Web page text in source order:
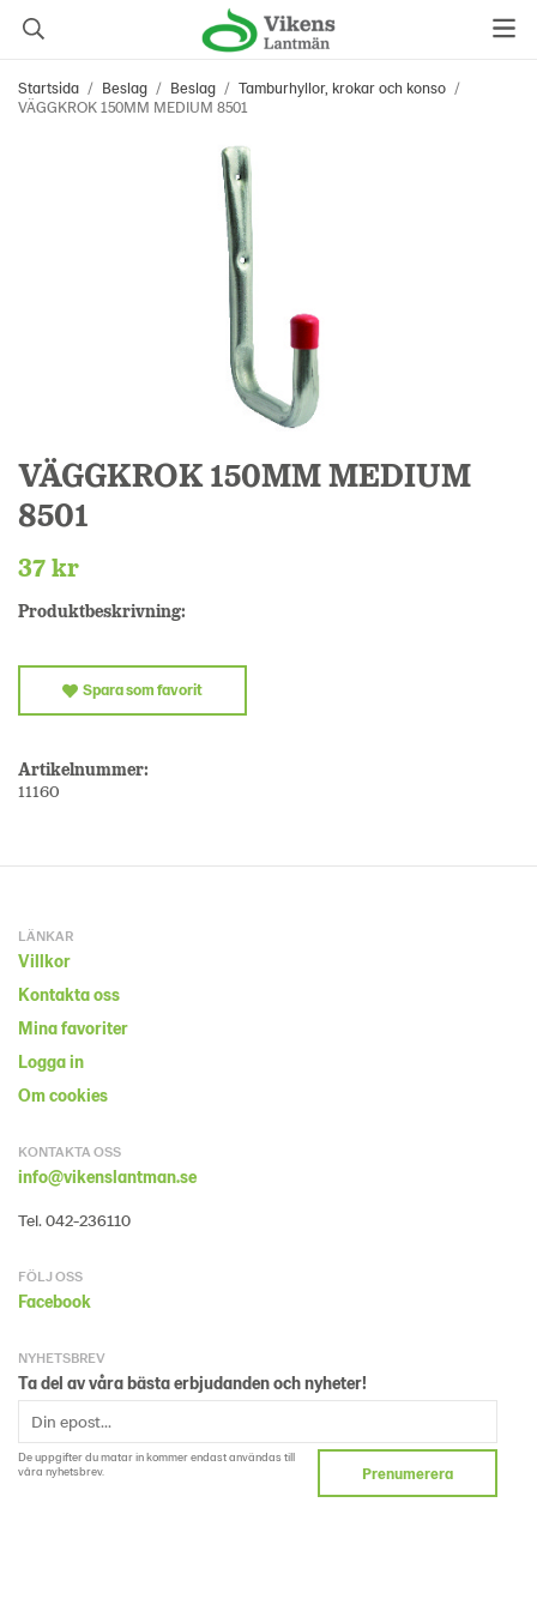
Startsida / Beslag / Beslag / Tamburhyllor, krokar och konso /
VÄGGKROK 150MM MEDIUM 8501
VÄGGKROK 150MM MEDIUM
8501
37 kr
Produktbeskrivning:
Spara som favorit
Artikelnummer:
11160
LÄNKAR
Villkor
Kontakta oss
Mina favoriter
Logga in
Om cookies
KONTAKTA OSS
info@vikenslantman.se
Tel. 042-236110
FÖLJ OSS
Facebook
NYHETSBREV
Ta del av våra bästa erbjudanden och nyheter!
De uppgifter du matar in kommer endast användas till
våra nyhetsbrev.
Prenumerera